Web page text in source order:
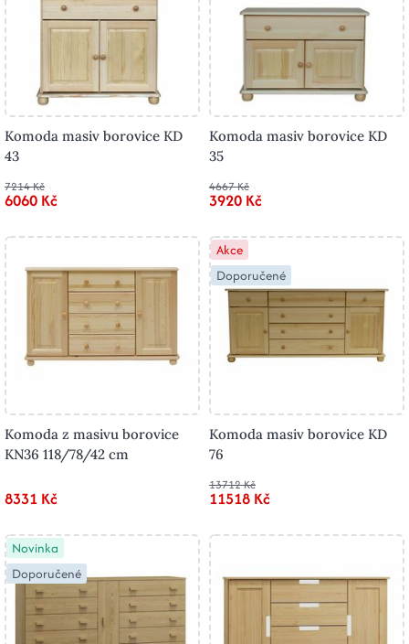
Komoda masiv borovice KD
43
7214 Kč
6060 Kč
Komoda masiv borovice KD
35
4667 Kč
3920 Kč
Komoda z masivu borovice
KN36 118/78/42 cm
8331 Kč
Akce
Doporučené
Komoda masiv borovice KD
76
13712 Kč
11518 Kč
Novinka
Doporučené